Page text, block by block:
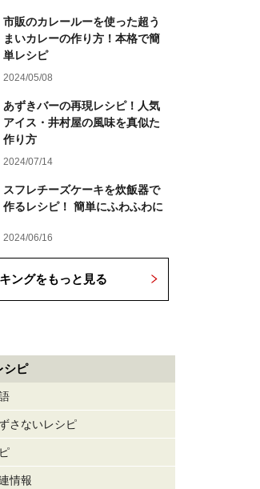
市販のカレールーを使った超う
まいカレーの作り方！本格で簡
単レシピ
2024/05/08
あずきバーの再現レシピ！人気
アイス・井村屋の風味を真似た
作り方
2024/07/14
スフレチーズケーキを炊飯器で
作るレシピ！ 簡単にふわふわに
2024/06/16
ングをもっと見る
シピ
さないレシピ
情報